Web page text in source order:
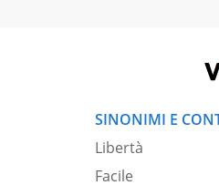
SINONIMI E
Libertà
Facile